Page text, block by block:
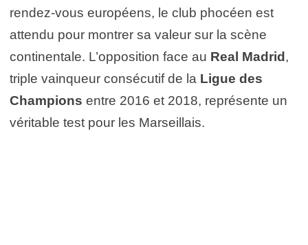
rendez-vous européens, le club phocéen est
attendu pour montrer sa valeur sur la scène
continentale. L’opposition face au Real Madrid ,
triple vainqueur consécutif de la Ligue des
Champions entre 2016 et 2018, représente un
véritable test pour les Marseillais.